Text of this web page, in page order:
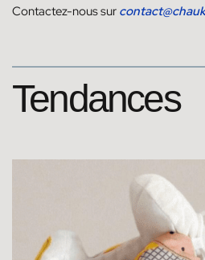
Contactez-nous sur
Tendances